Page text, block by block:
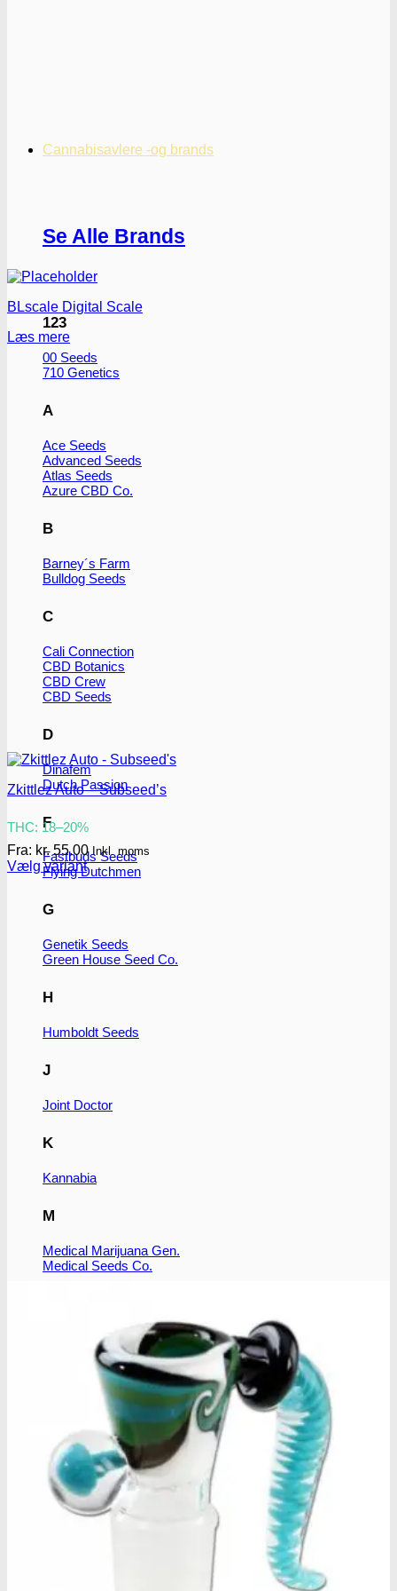
Cannabisavlere -og brands
Se Alle Brands
123
00 Seeds
710 Genetics
A
Ace Seeds
Advanced Seeds
Atlas Seeds
Azure CBD Co.
B
Barney´s Farm
Bulldog Seeds
C
Cali Connection
CBD Botanics
CBD Crew
CBD Seeds
D
Dinafem
Dutch Passion
F
Fastbuds Seeds
Flying Dutchmen
G
Genetik Seeds
Green House Seed Co.
H
Humboldt Seeds
J
Joint Doctor
K
Kannabia
M
Medical Marijuana Gen.
Medical Seeds Co.
Nirvana Seeds
Ripper Seeds
Royal Queen Seeds
S
Subseed's
Sensi Seeds
BLscale Digital Scale
Læs mere
Zkittlez Auto – Subseed’s
THC: 18–20%
Fra: kr.55.00 Inkl. moms
Vælg variant
varianter.
Mulighederne
vælges
varesiden